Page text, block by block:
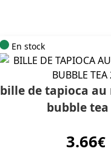
En stock
bille de tapioca
bubble tea
3.66€